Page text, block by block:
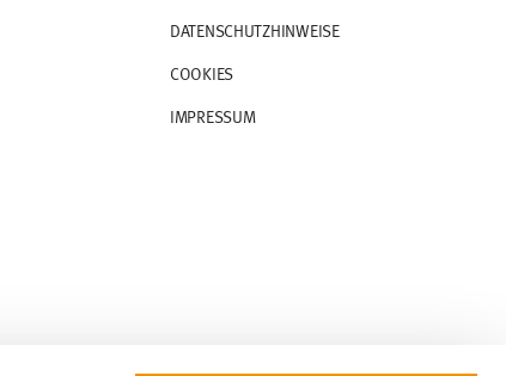
DATENSCHUTZHINWEISE
COOKIES
IMPRESSUM